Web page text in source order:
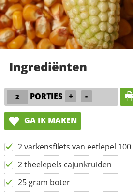
Ingrediënten
PORTIES + -
GA IK MAKEN
2 varkensfilets van eetlepel
2 theelepels cajunkruiden
25 gram boter